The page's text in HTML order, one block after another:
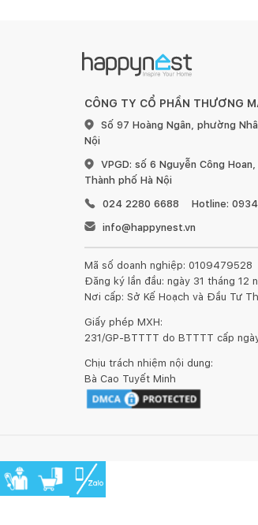
CÔNG TY CỔ PHẦN THƯƠNG
Số 97 Hoàng Ngân, phường
Nội
VPGD: số 6 Nguyễn Công
Thành phố Hà Nội
024 2280 6688
Hotline:
info@happynest.vn
Mã số doanh nghiệp: 0109479528
Đăng ký lần đầu: ngày 31 tháng 12
Nơi cấp: Sở Kế Hoạch và Đầu Tư
Giấy phép MXH:
231/GP-BTTTT do BTTTT cấp
Chịu trách nhiệm nội dung:
Bà Cao Tuyết Minh